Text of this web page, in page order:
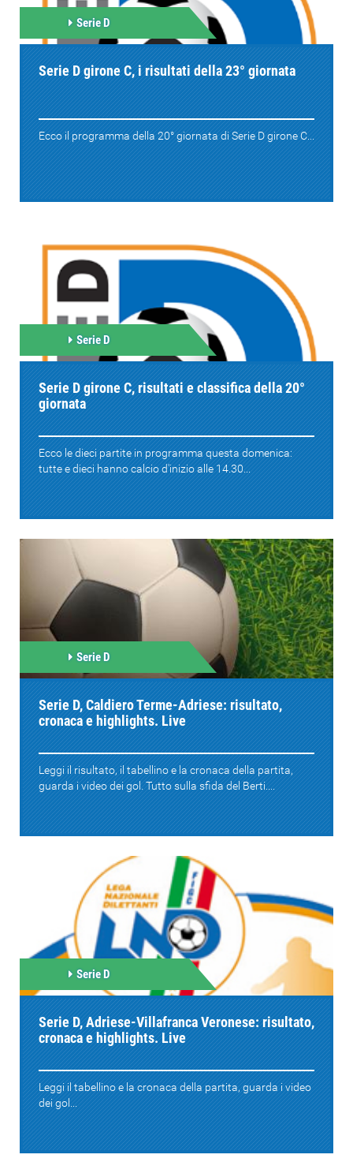
Serie D
Serie D girone C, i risultati della 23° giornata
Ecco il programma della 20° giornata di Serie D girone C...
Serie D
Serie D girone C, risultati e classifica della 20°
giornata
Ecco le dieci partite in programma questa domenica:
tutte e dieci hanno calcio d'inizio alle 14.30...
Serie D
Serie D, Caldiero Terme-Adriese: risultato,
cronaca e highlights. Live
Leggi il risultato, il tabellino e la cronaca della partita,
guarda i video dei gol. Tutto sulla sfida del Berti....
Serie D
Serie D, Adriese-Villafranca Veronese: risultato,
cronaca e highlights. Live
Leggi il tabellino e la cronaca della partita, guarda i video
dei gol...